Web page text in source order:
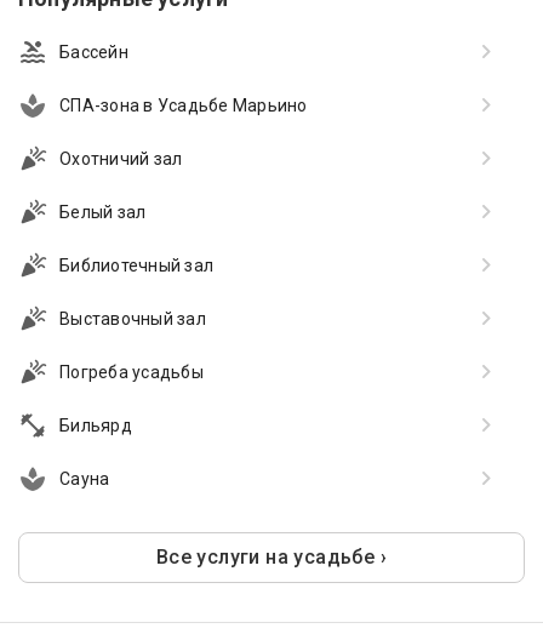
Бассейн
СПА-зона в Усадьбе Марьино
Охотничий зал
Белый зал
Библиотечный зал
Выставочный зал
Погреба усадьбы
Бильярд
Сауна
Все услуги на усадьбе ›